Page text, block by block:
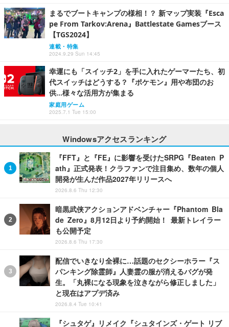
まるでブートキャンプの様相！？ 新マップ実装『Esca
pe From Tarkov:Arena』Battlestate Gamesブース
【TGS2024】
連載・特集
2024.9.29 Sun 14:45
幸運にも「スイッチ2」を手に入れたゲーマーたち、初
代スイッチはどうする？『ポケモン』用や布団のお
供…様々な活用方が集まる
家庭用ゲーム
2025.7.1 Tue 15:00
Windowsアクセスランキング
『FFT』と『FE』に影響を受けたSRPG『Beaten P
ath』正式発表！クラファンで注目集め、数年の個人
開発が生んだ作品2027年リリースへ
2026.8.6 Thu 12:30
暗黒武侠アクションアドベンチャー『Phantom Bla
de Zero』8月12日より予約開始！ 最新トレイラー
も公開予定
2026.8.6 Thu 17:30
配信でいきなり全裸に…話題のセクシーホラー『ス
パンキング除霊師』人妻霊の服が消えるバグが発
生。「丸裸になる現象を泣きながら修正しました」
と現在はアプデ済み
2026.8.4 Tue 10:41
『シュタゲ』リメイク『シュタインズ・ゲート リブ